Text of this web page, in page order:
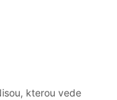
kterou vede